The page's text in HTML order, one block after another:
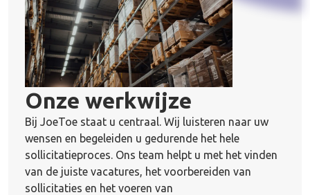
Onze werkwijze
Bij JoeToe staat u centraal. Wij luisteren naar uw
wensen en begeleiden u gedurende het hele
sollicitatieproces. Ons team helpt u met het vinden
van de juiste vacatures, het voorbereiden van
sollicitaties en het voeren van